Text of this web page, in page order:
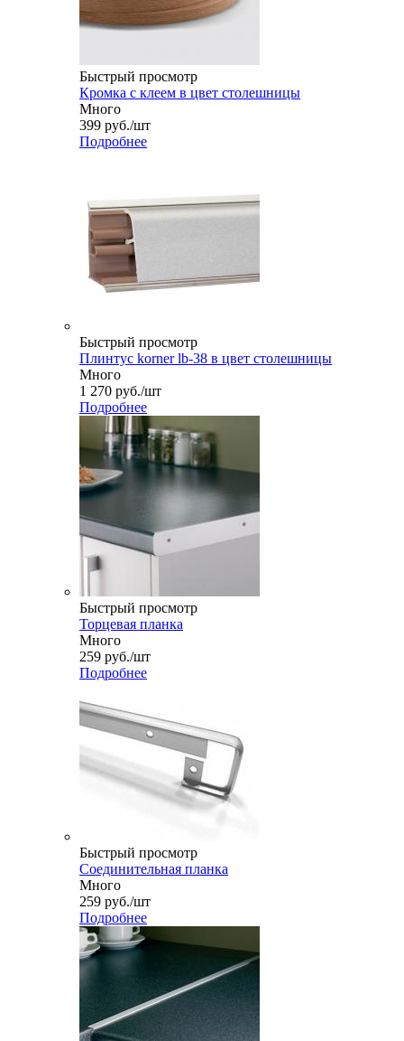
Быстрый просмотр
Кромка с клеем в цвет столешницы
Много
399 руб./шт
Подробнее
Быстрый просмотр
Плинтус korner lb-38 в цвет столешницы
Много
1 270 руб./шт
Подробнее
Быстрый просмотр
Торцевая планка
Много
259 руб./шт
Подробнее
Быстрый просмотр
Соединительная планка
Много
259 руб./шт
Подробнее